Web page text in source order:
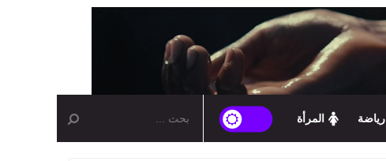
رياضة المرأة